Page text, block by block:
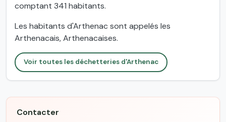
comptant 341 habitants.
Les habitants d'Arthenac sont appelés les
Arthenacais, Arthenacaises.
Voir toutes les déchetteries d'Arthenac
Contacter